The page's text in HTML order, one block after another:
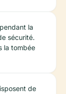
la
sécurité.
la tombée
de